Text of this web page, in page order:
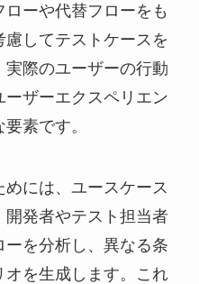
ーや代替フローをも
してテストケースを
際のユーザーの行動
ザーエクスペリエン
素です。
には、ユースケース
発者やテスト担当者
を分析し、異なる条
を生成します。これ